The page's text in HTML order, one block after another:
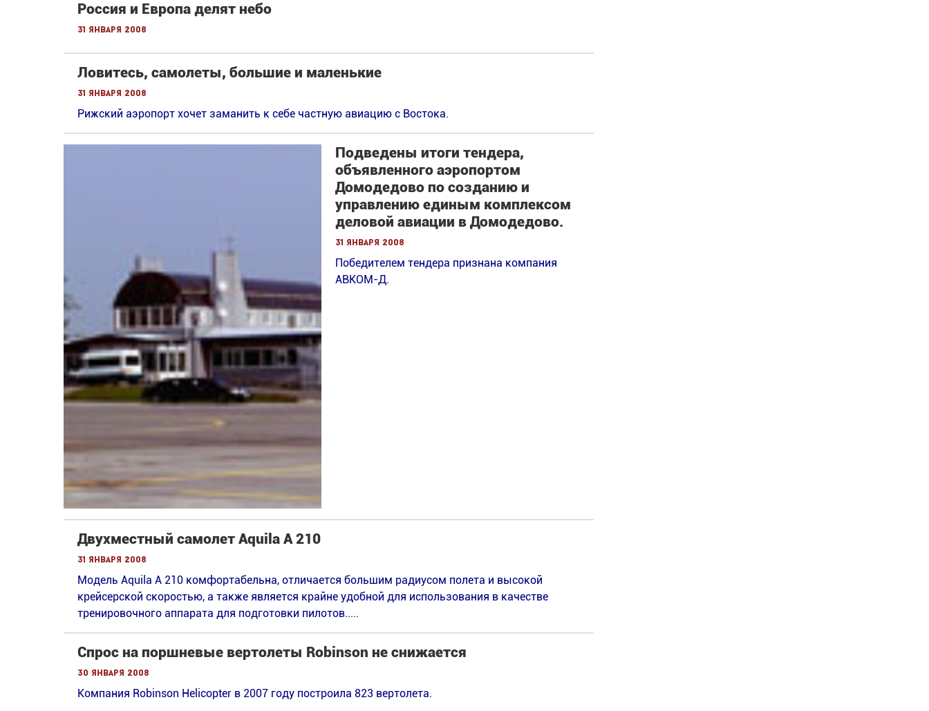
Россия и Европа делят небо
31 января 2008
Ловитесь, самолеты, большие и маленькие
31 января 2008
Рижский аэропорт хочет заманить к себе частную авиацию с Востока.
Подведены итоги тендера,
объявленного аэропортом
Домодедово по созданию и
управлению единым комплексом
деловой авиации в Домодедово.
31 января 2008
Победителем тендера признана компания
АВКОМ-Д.
Двухместный самолет Aquila A 210
31 января 2008
Модель Aquila A 210 комфортабельна, отличается большим радиусом полета и высокой
крейсерской скоростью, а также является крайне удобной для использования в качестве
тренировочного аппарата для подготовки пилотов.....
Спрос на поршневые вертолеты Robinson не снижается
30 января 2008
Компания Robinson Helicopter в 2007 году построила 823 вертолета.